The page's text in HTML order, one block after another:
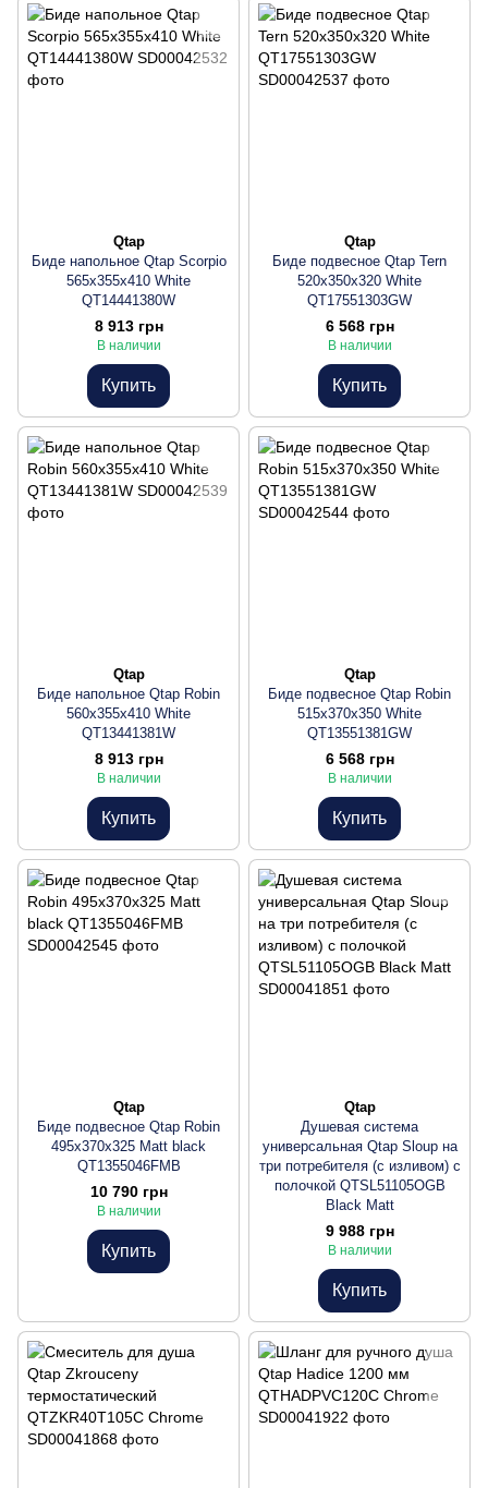
Qtap
Биде напольное Qtap Scorpio
565x355x410 White
QT14441380W
8 913 грн
В наличии
Купить
Qtap
Биде подвесное Qtap Tern
520x350x320 White
QT17551303GW
6 568 грн
В наличии
Купить
Qtap
Биде напольное Qtap Robin
560x355x410 White
QT13441381W
8 913 грн
В наличии
Купить
Qtap
Биде подвесное Qtap Robin
515х370х350 White
QT13551381GW
6 568 грн
В наличии
Купить
Qtap
Биде подвесное Qtap Robin
495х370х325 Matt black
QT1355046FMB
10 790 грн
В наличии
Купить
Qtap
Душевая система
универсальная Qtap Sloup на
три потребителя (с изливом) c
полочкой QTSL51105OGB
Black Matt
9 988 грн
В наличии
Купить